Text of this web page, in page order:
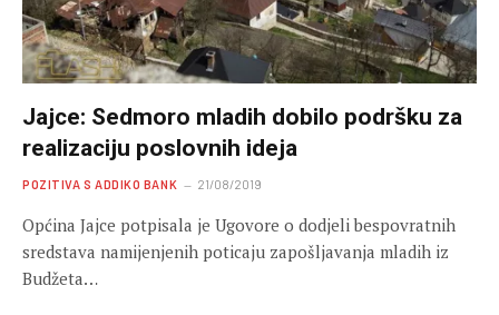
Jajce: Sedmoro mladih dobilo podršku za
realizaciju poslovnih ideja
POZITIVA S ADDIKO BANK 21/08/2019
Općina Jajce potpisala je Ugovore o dodjeli bespovratnih
sredstava namijenjenih poticaju zapošljavanja mladih iz
Budžeta…